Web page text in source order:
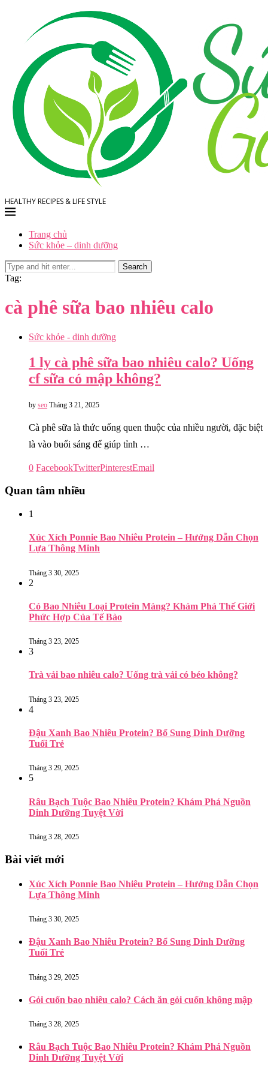
HEALTHY RECIPES & LIFE STYLE
Trang chủ
Sức khỏe – dinh dưỡng
Search
Tag:
cà phê sữa bao nhiêu calo
Sức khỏe - dinh dưỡng
1 ly cà phê sữa bao nhiêu calo? Uống
cf sữa có mập không?
by seo Tháng 3 21, 2025
Cà phê sữa là thức uống quen thuộc của nhiều người, đặc biệt
là vào buổi sáng để giúp tỉnh …
0 FacebookTwitterPinterestEmail
Quan tâm nhiều
1
Xúc Xích Ponnie Bao Nhiêu Protein – Hướng Dẫn Chọn
Lựa Thông Minh
Tháng 3 30, 2025
2
Có Bao Nhiêu Loại Protein Màng? Khám Phá Thế Giới
Phức Hợp Của Tế Bào
Tháng 3 23, 2025
3
Trà vải bao nhiêu calo? Uống trà vải có béo không?
Tháng 3 23, 2025
4
Đậu Xanh Bao Nhiêu Protein? Bổ Sung Dinh Dưỡng
Tuổi Trẻ
Tháng 3 29, 2025
5
Râu Bạch Tuộc Bao Nhiêu Protein? Khám Phá Nguồn
Dinh Dưỡng Tuyệt Vời
Tháng 3 28, 2025
Bài viết mới
Xúc Xích Ponnie Bao Nhiêu Protein – Hướng Dẫn Chọn
Lựa Thông Minh
Tháng 3 30, 2025
Đậu Xanh Bao Nhiêu Protein? Bổ Sung Dinh Dưỡng
Tuổi Trẻ
Tháng 3 29, 2025
Gỏi cuốn bao nhiêu calo? Cách ăn gỏi cuốn không mập
Tháng 3 28, 2025
Râu Bạch Tuộc Bao Nhiêu Protein? Khám Phá Nguồn
Dinh Dưỡng Tuyệt Vời